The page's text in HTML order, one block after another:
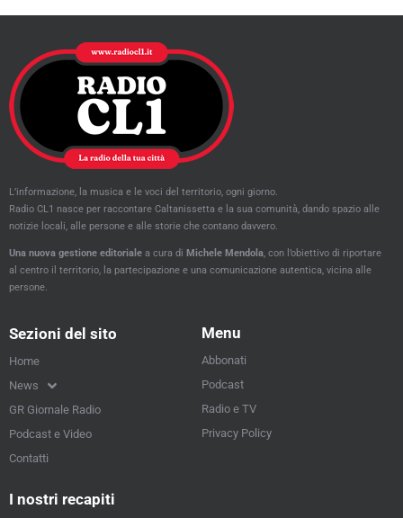
L’informazione, la musica e le voci del territorio, ogni giorno.
Radio CL1 nasce per raccontare Caltanissetta e la sua comunità, dando spazio alle
notizie locali, alle persone e alle storie che contano davvero.
Una nuova gestione editoriale a cura di Michele Mendola, con l’obiettivo di riportare
al centro il territorio, la partecipazione e una comunicazione autentica, vicina alle
persone.
Sezioni del sito
Home
News
GR Giornale Radio
Podcast e Video
Contatti
Menu
Abbonati
Podcast
Radio e TV
Privacy Policy
I nostri recapiti